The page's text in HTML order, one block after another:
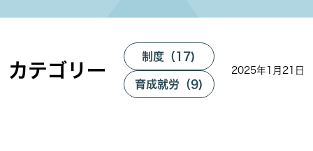
カテゴリー
制度（17)
育成就労（9)
2025年1月21日